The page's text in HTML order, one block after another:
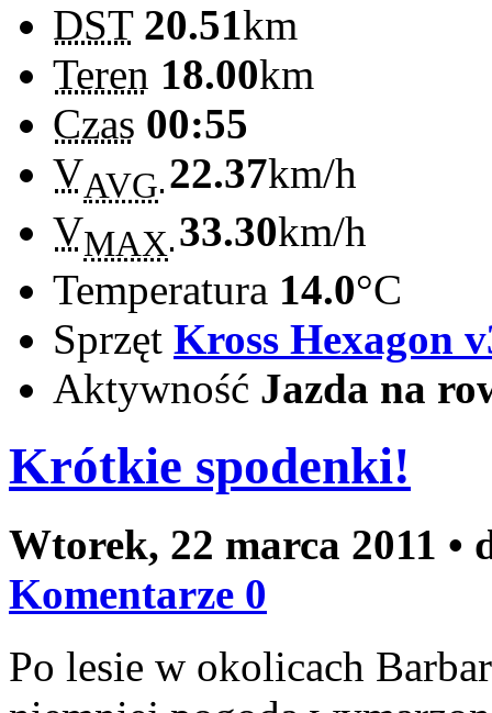
DST 20.51km
Teren 18.00km
Czas 00:55
VAVG 22.37km/h
VMAX 33.30km/h
Temperatura 14.0°C
Sprzęt Kross Hexagon
Aktywność Jazda na
Krótkie spodenki!
Wtorek, 22 marca 2011 •
Komentarze 0
Po lesie w okolicach